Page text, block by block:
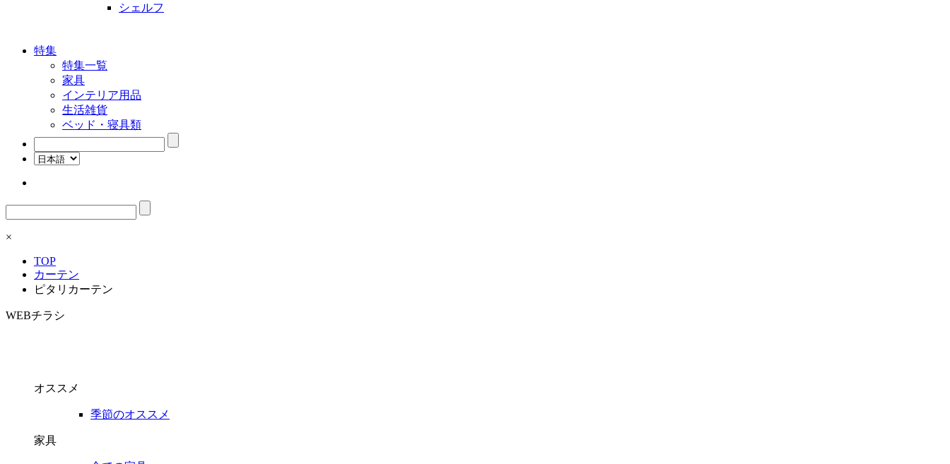
シェルフ
特集
特集一覧
家具
インテリア用品
生活雑貨
ベッド・寝具類
検
索:
検
索:
×
TOP
カーテン
ピタリカーテン
WEBチラシ
オススメ
季節のオススメ
家具